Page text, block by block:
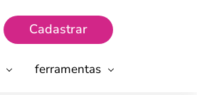
Cadastrar
ferramentas